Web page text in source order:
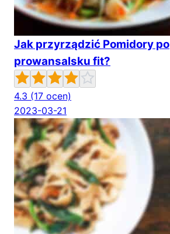
Jak przyrządzić Pomidory po
prowansalsku fit?
4.3 (17 ocen)
2023-03-21